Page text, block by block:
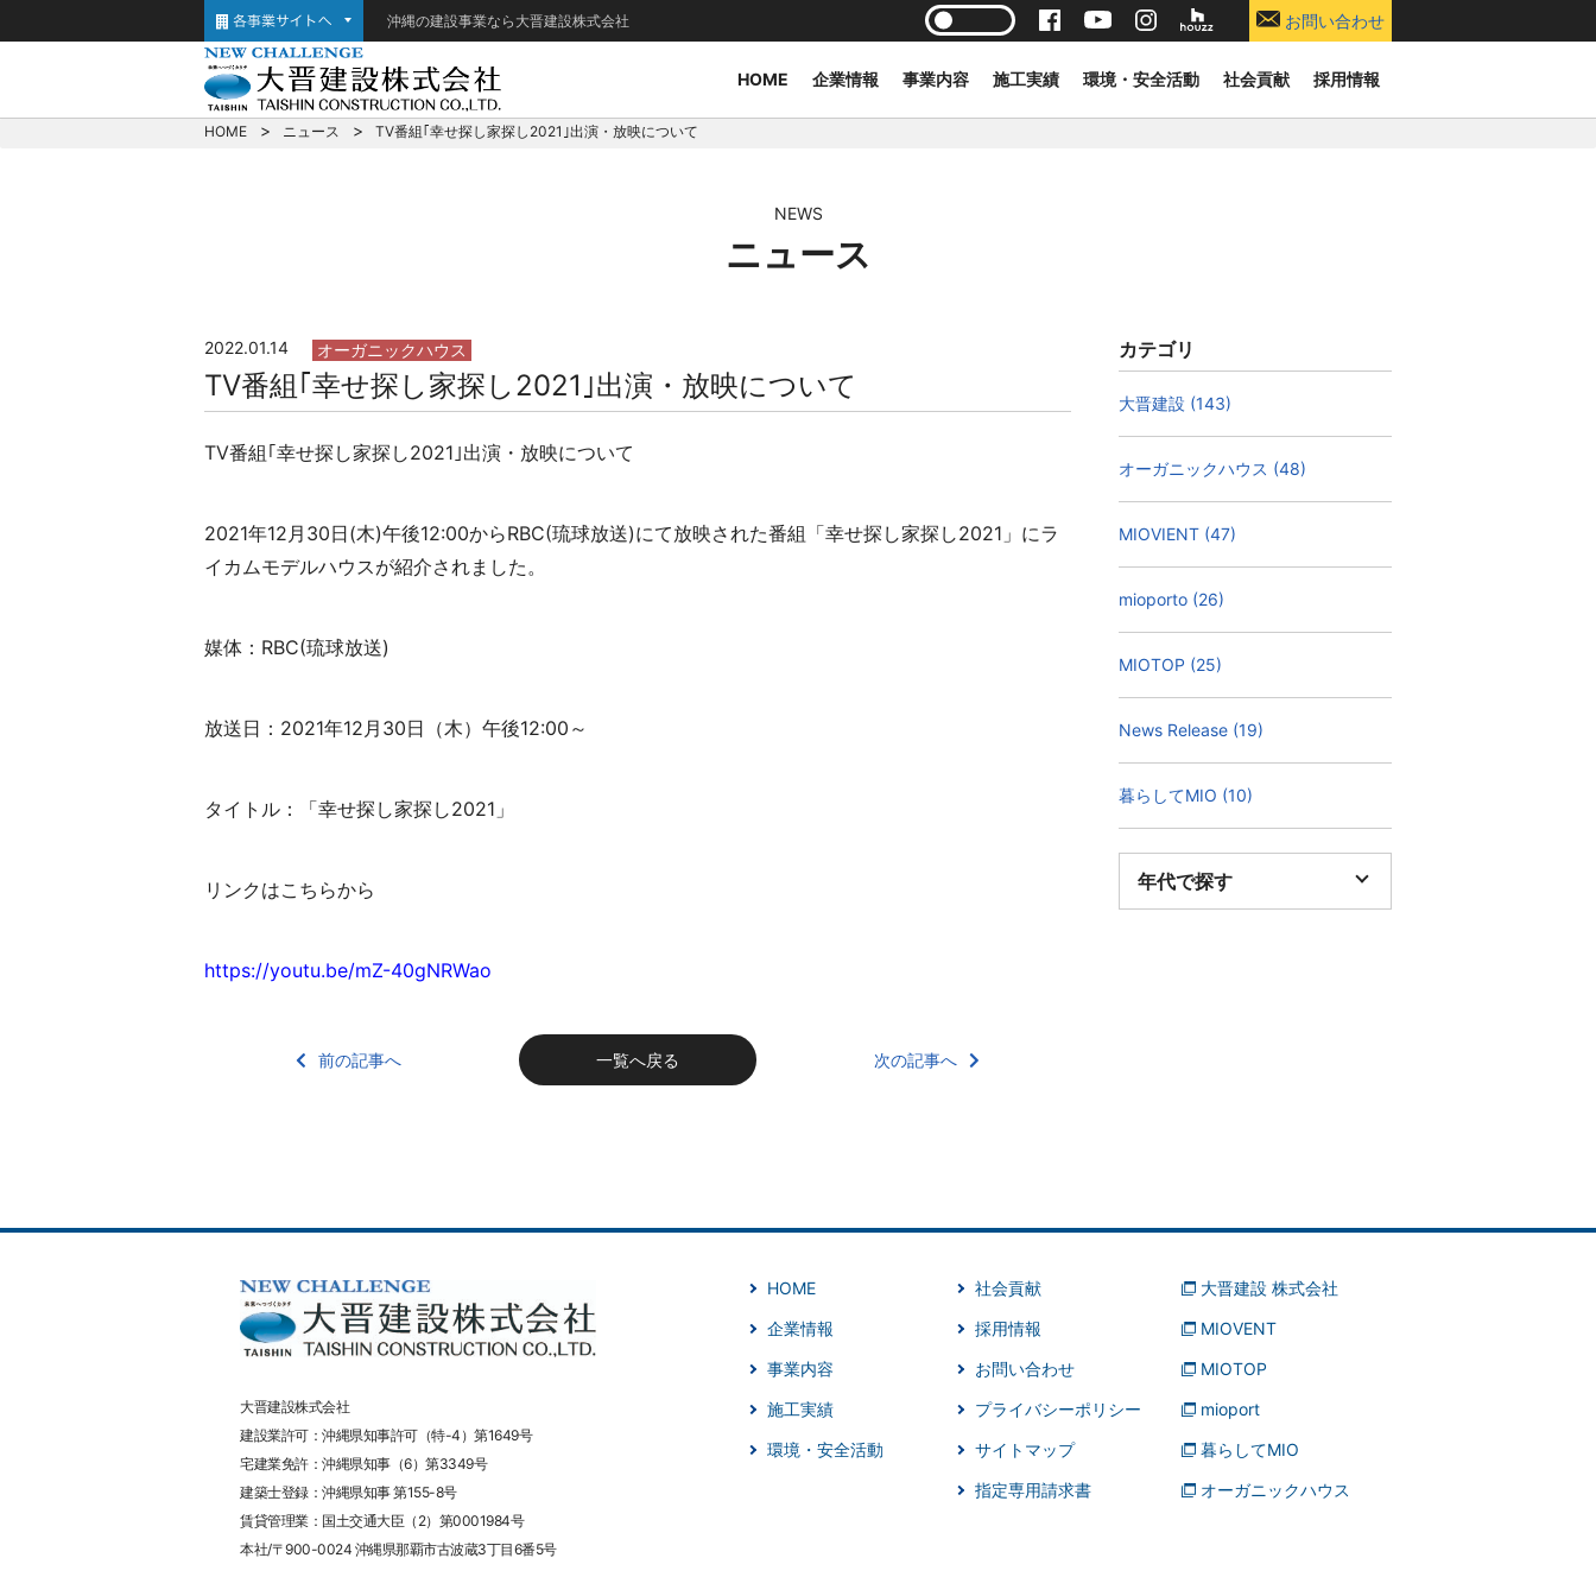
沖縄の建設事業なら大晋建設株式会社 お問い合わせ
HOME 企業情報 事業内容 施工実績 環境・安全活動 社会貢献 採用情報
HOME ニュース TV番組｢幸せ探し家探し2021｣出演・放映について
NEWS
ニュース
2022.01.14 オーガニックハウス
TV番組｢幸せ探し家探し2021｣出演・放映について
TV番組｢幸せ探し家探し2021｣出演・放映について
2021年12月30日(木)午後12:00からRBC(琉球放送)にて放映された番組「幸せ探し家探し2021」にラ
イカムモデルハウスが紹介されました。
媒体：RBC(琉球放送)
放送日：2021年12月30日（木）午後12:00～
タイトル：「幸せ探し家探し2021」
リンクはこちらから
https://youtu.be/mZ-40gNRWao
前の記事へ 一覧へ戻る 次の記事へ
カテゴリ
大晋建設 (143)
オーガニックハウス (48)
MIOVIENT (47)
mioporto (26)
MIOTOP (25)
News Release (19)
暮らしてMIO (10)
年代で探す
大晋建設株式会社
建設業許可：沖縄県知事許可（特-4）第1649号
宅建業免許：沖縄県知事（6）第3349号
建築士登録：沖縄県知事 第155-8号
賃貸管理業：国土交通大臣（2）第0001984号
本社/〒900-0024 沖縄県那覇市古波蔵3丁目6番5号
HOME
企業情報
事業内容
施工実績
環境・安全活動
社会貢献
採用情報
お問い合わせ
プライバシーポリシー
サイトマップ
指定専用請求書
大晋建設 株式会社
MIOVENT
MIOTOP
mioport
暮らしてMIO
オーガニックハウス